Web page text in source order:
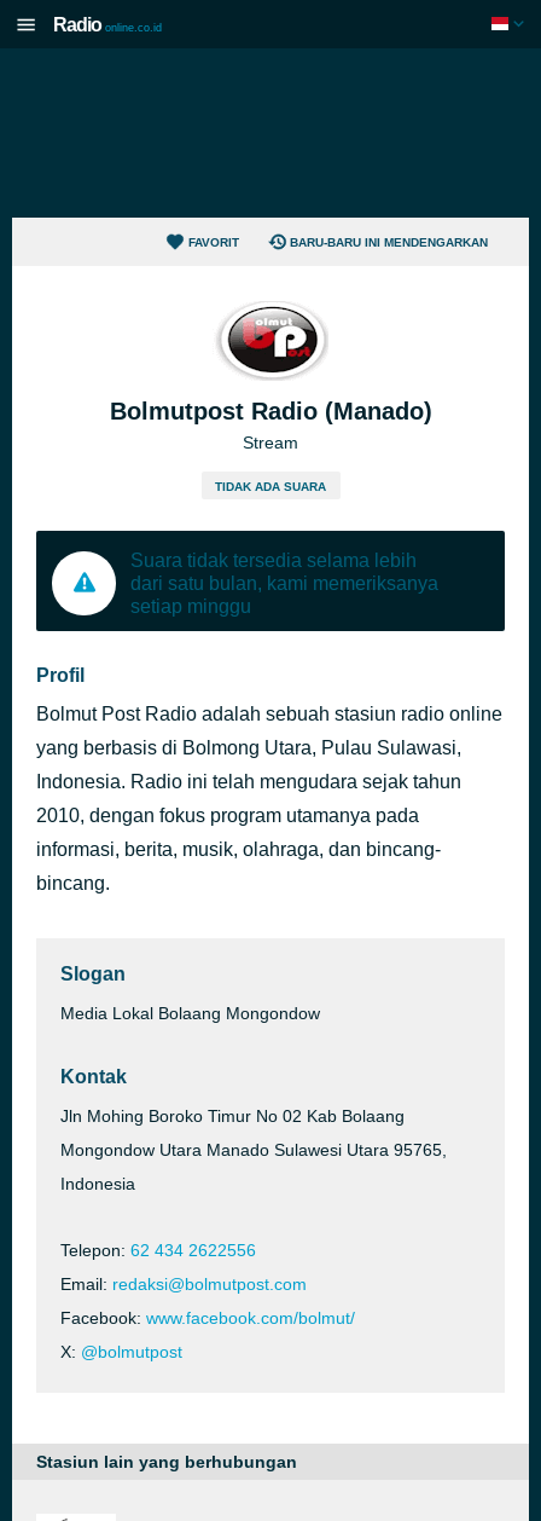
Radio online.co.id
FAVORIT BARU-BARU INI MENDENGARKAN
Bolmutpost Radio (Manado)
Stream
TIDAK ADA SUARA
Suara tidak tersedia selama lebih
dari satu bulan, kami memeriksanya
setiap minggu
Profil
Bolmut Post Radio adalah sebuah stasiun radio online
yang berbasis di Bolmong Utara, Pulau Sulawasi,
Indonesia. Radio ini telah mengudara sejak tahun
2010, dengan fokus program utamanya pada
informasi, berita, musik, olahraga, dan bincang-
bincang.
Slogan
Media Lokal Bolaang Mongondow
Kontak
Jln Mohing Boroko Timur No 02 Kab Bolaang
Mongondow Utara Manado Sulawesi Utara 95765,
Indonesia
Telepon: 62 434 2622556
Email: redaksi@bolmutpost.com
Facebook: www.facebook.com/bolmut/
X: @bolmutpost
Stasiun lain yang berhubungan